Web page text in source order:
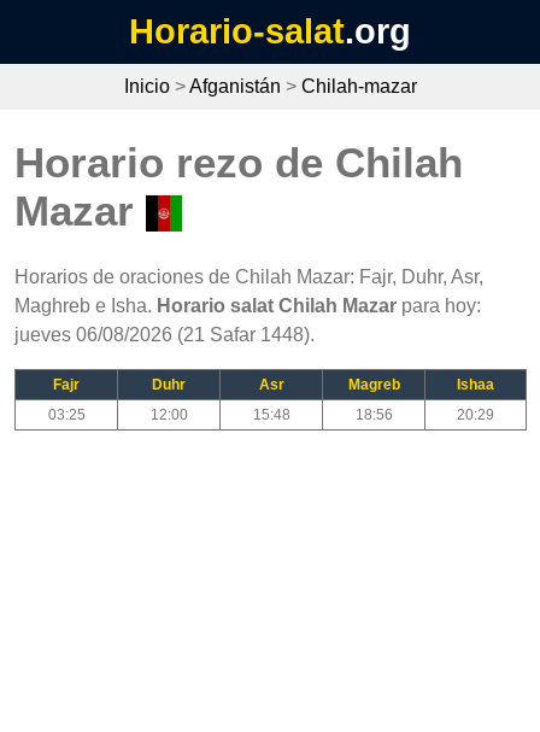
Horario-salat.org
Inicio>Afganistán > Chilah-mazar
Horario rezo de Chilah
Mazar
Horarios de oraciones de Chilah Mazar: Fajr, Duhr, Asr,
Maghreb e Isha. Horario salat Chilah Mazar para hoy:
jueves 06/08/2026 (21 Safar 1448).
Fajr Duhr Asr Magreb
Ishaa
03:25
12:00 15:48 18:56 20:29